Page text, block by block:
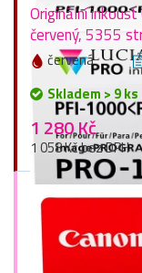
Originální
červený, 5355
červená
Skladem > 9 ks
1 280 Kč
1 058 Kč bez DPH